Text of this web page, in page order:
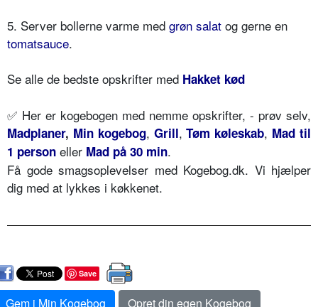
5. Server bollerne varme med grøn salat og gerne en
tomatsauce.
Se alle de bedste opskrifter med Hakket kød
✅ Her er kogebogen med nemme opskrifter, - prøv selv,
Madplaner, Min kogebog, Grill,Tøm køleskab, Mad til
1 person eller Mad på 30 min.
Få gode smagsoplevelser med Kogebog.dk. Vi hjælper
dig med at lykkes i køkkenet.
Save
Gem i Min Kogebog
Opret din egen Kogebog